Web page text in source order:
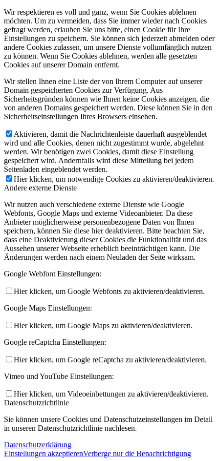
Wir respektieren es voll und ganz, wenn Sie Cookies ablehnen
möchten. Um zu vermeiden, dass Sie immer wieder nach Cookies
gefragt werden, erlauben Sie uns bitte, einen Cookie für Ihre
Einstellungen zu speichern. Sie können sich jederzeit abmelden oder
andere Cookies zulassen, um unsere Dienste vollumfänglich nutzen
zu können. Wenn Sie Cookies ablehnen, werden alle gesetzten
Cookies auf unserer Domain entfernt.
Wir stellen Ihnen eine Liste der von Ihrem Computer auf unserer
Domain gespeicherten Cookies zur Verfügung. Aus
Sicherheitsgründen können wie Ihnen keine Cookies anzeigen, die
von anderen Domains gespeichert werden. Diese können Sie in den
Sicherheitseinstellungen Ihres Browsers einsehen.
Aktivieren, damit die Nachrichtenleiste dauerhaft ausgeblendet
wird und alle Cookies, denen nicht zugestimmt wurde, abgelehnt
werden. Wir benötigen zwei Cookies, damit diese Einstellung
gespeichert wird. Andernfalls wird diese Mitteilung bei jedem
Seitenladen eingeblendet werden.
Hier klicken, um notwendige Cookies zu aktivieren/deaktivieren.
Andere externe Dienste
Wir nutzen auch verschiedene externe Dienste wie Google
Webfonts, Google Maps und externe Videoanbieter. Da diese
Anbieter möglicherweise personenbezogene Daten von Ihnen
speichern, können Sie diese hier deaktivieren. Bitte beachten Sie,
dass eine Deaktivierung dieser Cookies die Funktionalität und das
Aussehen unserer Webseite erheblich beeinträchtigen kann. Die
Änderungen werden nach einem Neuladen der Seite wirksam.
Google Webfont Einstellungen:
Hier klicken, um Google Webfonts zu aktivieren/deaktivieren.
Google Maps Einstellungen:
Hier klicken, um Google Maps zu aktivieren/deaktivieren.
Google reCaptcha Einstellungen:
Hier klicken, um Google reCaptcha zu aktivieren/deaktivieren.
Vimeo und YouTube Einstellungen:
Hier klicken, um Videoeinbettungen zu aktivieren/deaktivieren.
Datenschutzrichtlinie
Sie können unsere Cookies und Datenschutzeinstellungen im Detail
in unseren Datenschutzrichtlinie nachlesen.
Datenschutzerklärung
Einstellungen akzeptierenVerberge nur die Benachrichtigung